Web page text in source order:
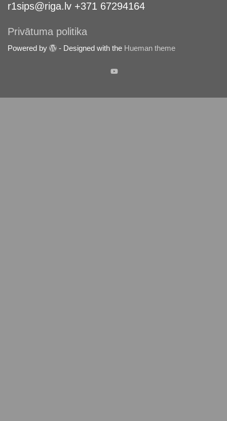
r1sips@riga.lv +371 67294164
Privātuma politika
Powered by - Designed with the Hueman theme